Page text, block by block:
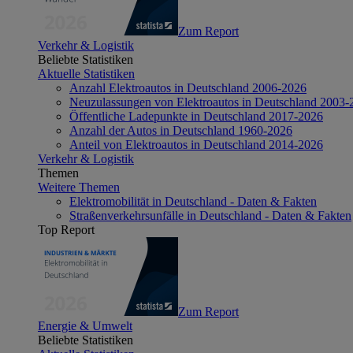
Zum Report
Verkehr & Logistik
Beliebte Statistiken
Aktuelle Statistiken
Anzahl Elektroautos in Deutschland 2006-2026
Neuzulassungen von Elektroautos in Deutschland 2003-
Öffentliche Ladepunkte in Deutschland 2017-2026
Anzahl der Autos in Deutschland 1960-2026
Anteil von Elektroautos in Deutschland 2014-2026
Verkehr & Logistik
Themen
Weitere Themen
Elektromobilität in Deutschland - Daten & Fakten
Straßenverkehrsunfälle in Deutschland - Daten & Fakten
Top Report
Zum Report
Energie & Umwelt
Beliebte Statistiken